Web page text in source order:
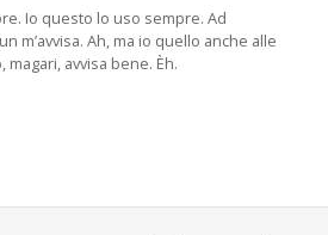
Io questo lo uso sempre. Ad
m’avvisa. Ah, ma io quello anche alle
magari, avvisa bene. Èh.